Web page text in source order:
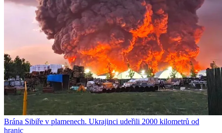
Brána Sibiře v plamenech. Ukrajinci udeřili 2000 kilometrů od
hranic